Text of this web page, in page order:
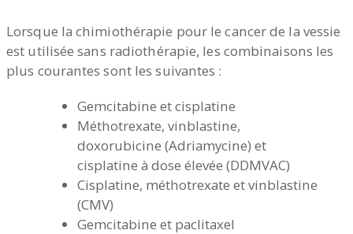
Lorsque la chimiothérapie pour le cancer de la vessie
est utilisée sans radiothérapie, les combinaisons les
plus courantes sont les suivantes :
Gemcitabine et cisplatine
Méthotrexate, vinblastine,
doxorubicine (Adriamycine) et
cisplatine à dose élevée (DDMVAC)
Cisplatine, méthotrexate et vinblastine
(CMV)
Gemcitabine et paclitaxel